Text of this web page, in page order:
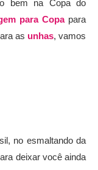
bem na Copa do
para Copa para
as unhas, vamos
no esmaltando da
deixar você ainda